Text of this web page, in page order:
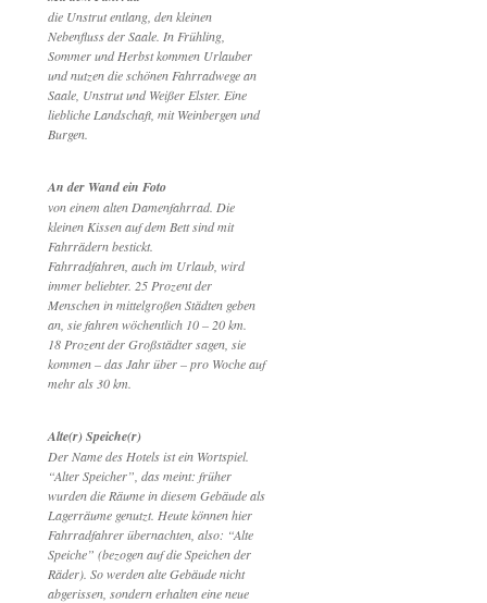
die Unstrut entlang, den kleinen
Nebenfluss der Saale. In Frühling,
Sommer und Herbst kommen Urlauber
und nutzen die schönen Fahrradwege an
Saale, Unstrut und Weißer Elster. Eine
liebliche Landschaft, mit Weinbergen und
Burgen.
An der Wand ein Foto
von einem alten Damenfahrrad. Die
kleinen Kissen auf dem Bett sind mit
Fahrrädern bestickt.
Fahrradfahren, auch im Urlaub, wird
immer beliebter. 25 Prozent der
Menschen in mittelgroßen Städten geben
an, sie fahren wöchentlich 10 – 20 km.
18 Prozent der Großstädter sagen, sie
kommen – das Jahr über – pro Woche auf
mehr als 30 km.
Alte(r) Speiche(r)
Der Name des Hotels ist ein Wortspiel.
“Alter Speicher”, das meint: früher
wurden die Räume in diesem Gebäude als
Lagerräume genutzt. Heute können hier
Fahrradfahrer übernachten, also: “Alte
Speiche” (bezogen auf die Speichen der
Räder). So werden alte Gebäude nicht
abgerissen, sondern erhalten eine neue